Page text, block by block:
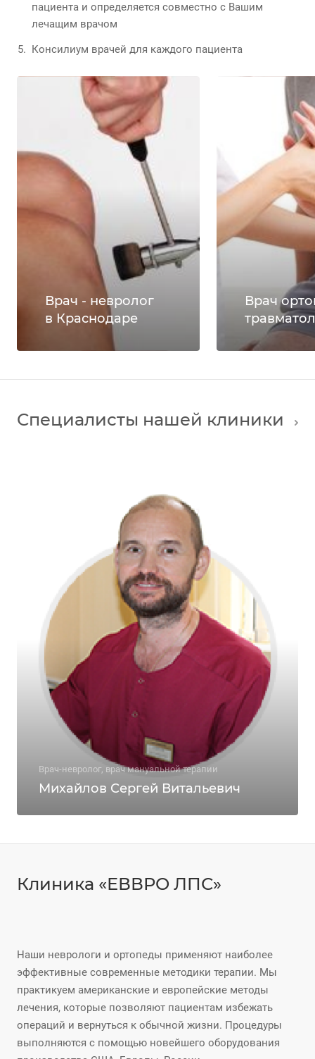
пациента и определяется совместно с Вашим
лечащим врачом
Консилиум врачей для каждого пациента
Врач - невролог
в Краснодаре
Врач
Специалисты нашей клиники
Врач-невролог, врач мануальной терапии
Михайлов Сергей Витальевич
Клиника «ЕВВРО ЛПС»
Наши неврологи и ортопеды применяют наиболее
эффективные современные методики терапии. Мы
практикуем американские и европейские методы
лечения, которые позволяют пациентам избежать
операций и вернуться к обычной жизни. Процедуры
выполняются с помощью новейшего оборудования